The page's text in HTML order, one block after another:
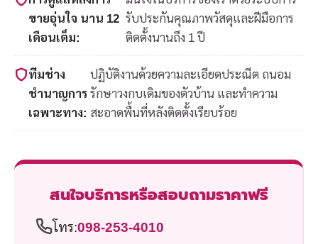
ขายอุ่นใจ นาน 12
เดือนเต็ม:
รับประกันคุณภาพวัสดุและฝีมือการ
ติดตั้งนานถึง 1 ปี
ทีมช่าง
ชำนาญการ
เฉพาะทาง:
ปฏิบัติงานด้วยความละเอียดประณีต ถนอม
รักษาวงกบเดิมของตัวบ้าน และทำความ
สะอาดพื้นที่หลังติดตั้งเรียบร้อย
สนใจบริการหรือสอบถามราคาฟรี
โทร:098-253-4010